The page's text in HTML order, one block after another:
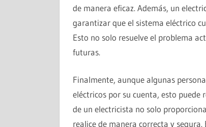
de manera eficaz. Además, un
garantizar que el sistema eléctrico
Esto no solo resuelve el problema
futuras.
Finalmente, aunque algunas
eléctricos por su cuenta, esto puede
de un electricista no solo
realice de manera correcta y